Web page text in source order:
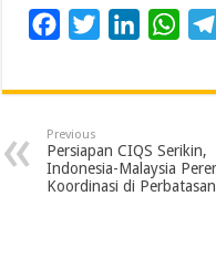
c
b
o
i
t
e
n
e
d
W
a
s
A
Previous
Persiapan CIQS Serikin,
Indonesia-Malaysia
Koordinasi di Perbatasan